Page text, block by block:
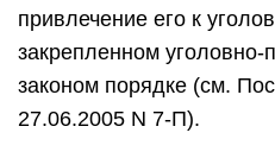
привлечение его к
закрепленном
законом порядке (см.
27.06.2005 N 7-П).